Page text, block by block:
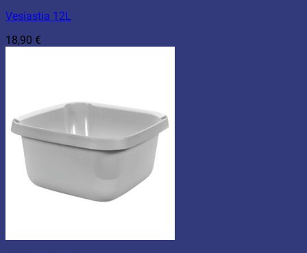
Vesiastia 12L
18,90 €